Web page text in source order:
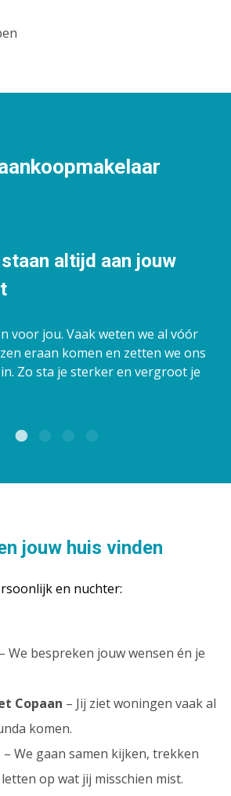
altijd aan jouw
voor jou. Vaak weten we al vóór
eraan komen en zetten we ons
Zo sta je sterker en vergroot je
jouw huis vinden
en nuchter:
– We bespreken jouw wensen én je
Copaan – Jij ziet woningen vaak al
komen.
– We gaan samen kijken, trekken
op wat jij misschien mist.